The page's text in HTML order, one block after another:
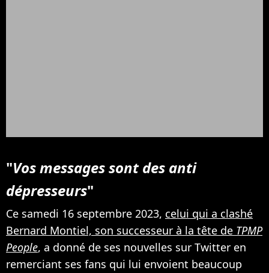
"Vos messages sont des anti
dépresseurs"
Ce samedi 16 septembre 2023, celui qui a clashé
Bernard Montiel, son successeur à la tête de TPMP
People, a donné de ses nouvelles sur Twitter en
remerciant ses fans qui lui envoient beaucoup